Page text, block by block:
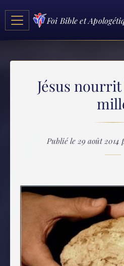
Foi Bible et
Jésus
Publié le 29 août 2014